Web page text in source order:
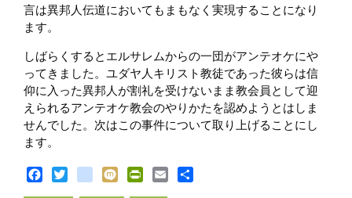
言は異邦人伝道においてもまもなく実現することになり
ます。
しばらくするとエルサレムからの一団がアンテオケにや
ってきました。ユダヤ人キリスト教徒であった彼らは信
仰に入った異邦人が割礼を受けないまま教会員として迎
えられるアンテオケ教会のやりかたを認めようとはしま
せんでした。次はこの事件について取り上げることにし
ます。
Facebook
Twitterblogger_post
Mixi PrintFriendly
Email